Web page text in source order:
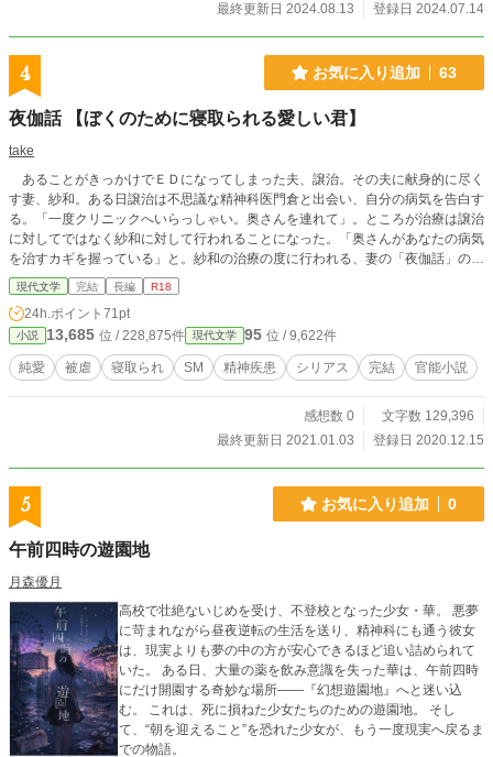
最終更新日 2024.08.13
登録日 2024.07.14
4 お気に入り追加 63
夜伽話 【ぼくのために寝取られる愛しい君】
take
あることがきっかけでＥＤになってしまった夫、譲治。その夫に献身的に尽く
す妻、紗和。ある日譲治は不思議な精神科医門倉と出会い、自分の病気を告白す
る。「一度クリニックへいらっしゃい。奥さんを連れて」。ところが治療は譲治
に対してではなく紗和に対して行われることになった。「奥さんがあなたの病気
を治すカギを握っている」と。紗和の治療の度に行われる、妻の「夜伽話」のお
陰なのか、譲治は次第に妻の痴態や妻の手で性の機能を回復する。だが、どうし
てもフィニッシュできない。妻の中で思いを遂げることができず、「中折れ」を
繰り返してしまう。そのうちに妻が他人に抱かれる様を想像すると激しく勃起す
るようになるものの、妻の紗和が次第に門倉の「性戯」の虜になってゆくのでは
ないかという疑念に苛まれてゆく。そうしてついにＥＤの原因になったある疑惑
にたどりつくのだが・・・。 ノクターンノベルズさんに先行掲載中のもので
現代文学 完結 長編 R18
24h.ポイント 71pt
小説 13,685 位 / 228,875件 現代文学 95 位 / 9,622件
純愛 被虐 寝取られ SM 精神疾患 シリアス 完結 官能小説
感想数 0
文字数 129,396
最終更新日 2021.01.03
登録日 2020.12.15
5 お気に入り追加 0
午前四時の遊園地
月森優月
高校で壮絶ないじめを受け、不登校となった少女・華。 悪夢
に苛まれながら昼夜逆転の生活を送り、精神科にも通う彼女
は、現実よりも夢の中の方が安心できるほど追い詰められて
いた。 ある日、大量の薬を飲み意識を失った華は、午前四時
にだけ開園する奇妙な場所――『幻想遊園地』へと迷い込
む。 これは、死に損ねた少女たちのための遊園地。 そし
て、“朝を迎えること”を恐れた少女が、もう一度現実へ戻るま
での物語。